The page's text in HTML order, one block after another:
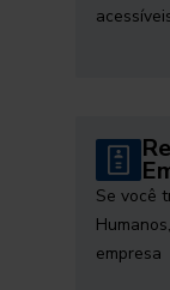
Se você
empresa